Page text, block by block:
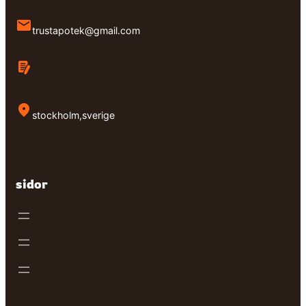
trustapotek@gmail.com
stockholm,sverige
sidor